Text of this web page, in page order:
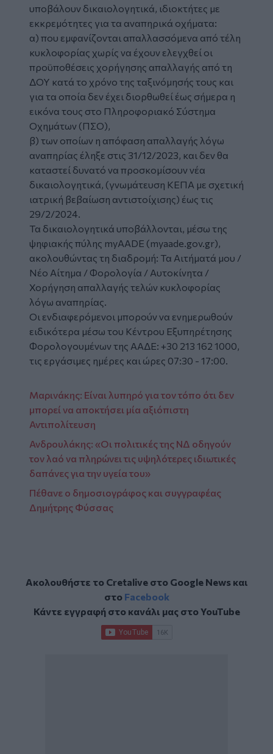
υποβάλουν δικαιολογητικά, ιδιοκτήτες με
εκκρεμότητες για τα αναπηρικά οχήματα:
α) που εμφανίζονται απαλλασσόμενα από τέλη
κυκλοφορίας χωρίς να έχουν ελεγχθεί οι
προϋποθέσεις χορήγησης απαλλαγής από τη
ΔΟΥ κατά το χρόνο της ταξινόμησής τους και
για τα οποία δεν έχει διορθωθεί έως σήμερα η
εικόνα τους στο Πληροφοριακό Σύστημα
Οχημάτων (ΠΣΟ),
β) των οποίων η απόφαση απαλλαγής λόγω
αναπηρίας έληξε στις 31/12/2023, και δεν θα
καταστεί δυνατό να προσκομίσουν νέα
δικαιολογητικά, (γνωμάτευση ΚΕΠΑ με σχετική
ιατρική βεβαίωση αντιστοίχισης) έως τις
29/2/2024.
Τα δικαιολογητικά υποβάλλονται, μέσω της
ψηφιακής πύλης myAADE (myaade.gov.gr),
ακολουθώντας τη διαδρομή: Τα Αιτήματά μου /
Νέο Αίτημα / Φορολογία / Αυτοκίνητα /
Χορήγηση απαλλαγής τελών κυκλοφορίας
λόγω αναπηρίας.
Οι ενδιαφερόμενοι μπορούν να ενημερωθούν
ειδικότερα μέσω του Κέντρου Εξυπηρέτησης
Φορολογουμένων της ΑΑΔΕ: +30 213 162 1000,
τις εργάσιμες ημέρες και ώρες 07:30 - 17:00.
Μαρινάκης: Είναι λυπηρό για τον τόπο ότι δεν
μπορεί να αποκτήσει μία αξιόπιστη
Αντιπολίτευση
Ανδρουλάκης: «Οι πολιτικές της ΝΔ οδηγούν
τον λαό να πληρώνει τις υψηλότερες ιδιωτικές
δαπάνες για την υγεία του»
Πέθανε ο δημοσιογράφος και συγγραφέας
Δημήτρης Φύσσας
Ακολουθήστε το Cretalive στο Google Newsκαι
στο Facebook
Κάντε εγγραφή στο κανάλι μας στοYouTube